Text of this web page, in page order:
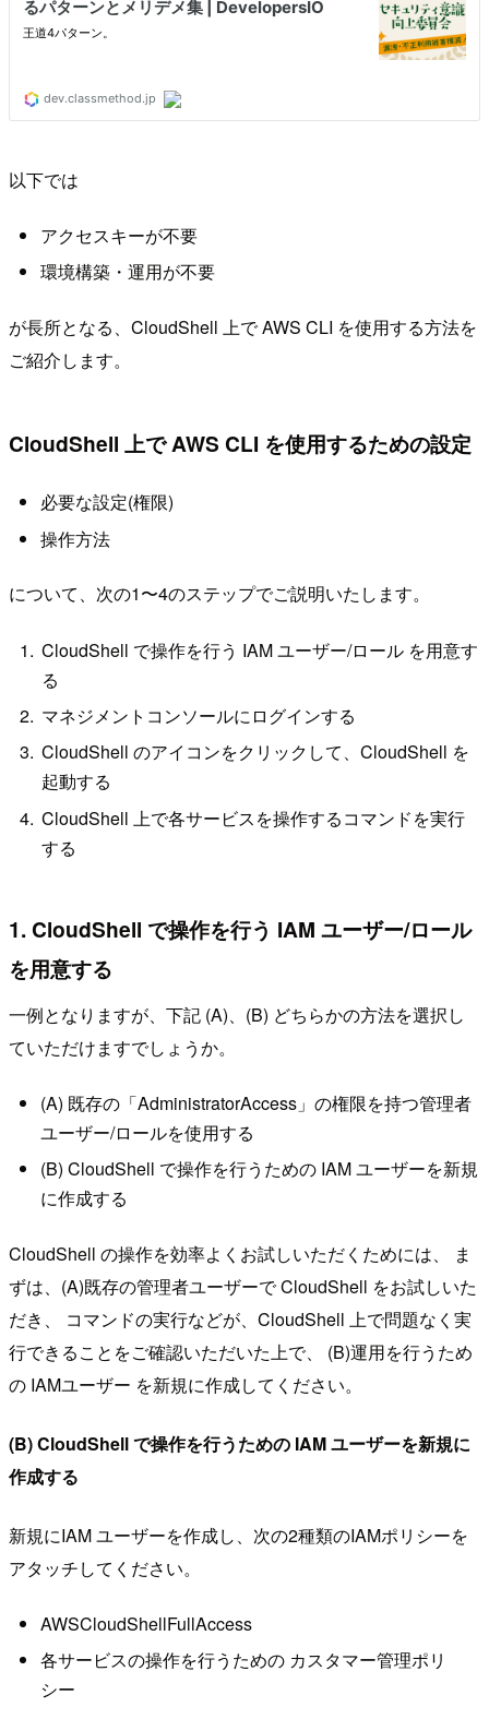
以下では
アクセスキーが不要
環境構築・運用が不要
が長所となる、CloudShell 上で AWS CLI を使用する方法を
ご紹介します。
CloudShell 上で AWS CLI を使用するための設定
必要な設定(権限)
操作方法
について、次の1〜4のステップでご説明いたします。
CloudShell で操作を行う IAM ユーザー/ロール を用意す
る
マネジメントコンソールにログインする
CloudShell のアイコンをクリックして、CloudShell を
起動する
CloudShell 上で各サービスを操作するコマンドを実行
する
1. CloudShell で操作を行う IAM ユーザー/ロール
を用意する
一例となりますが、下記 (A)、(B) どちらかの方法を選択し
ていただけますでしょうか。
(A) 既存の「AdministratorAccess」の権限を持つ管理者
ユーザー/ロールを使用する
(B) CloudShell で操作を行うための IAM ユーザーを新規
に作成する
CloudShell の操作を効率よくお試しいただくためには、 ま
ずは、(A)既存の管理者ユーザーで CloudShell をお試しいた
だき、 コマンドの実行などが、CloudShell 上で問題なく実
行できることをご確認いただいた上で、 (B)運用を行うため
の IAMユーザー を新規に作成してください。
(B) CloudShell で操作を行うための IAM ユーザーを新規に
作成する
新規にIAM ユーザーを作成し、次の2種類のIAMポリシーを
アタッチしてください。
AWSCloudShellFullAccess
各サービスの操作を行うための カスタマー管理ポリ
シー